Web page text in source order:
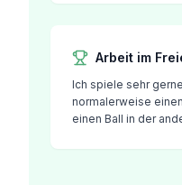
Arbeit im
Ich spiele sehr
normalerweise
einen Ball in der